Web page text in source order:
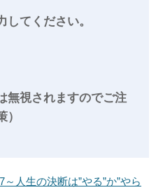
てください。
無視されますのでご注
人生の決断は”やる”か”やら